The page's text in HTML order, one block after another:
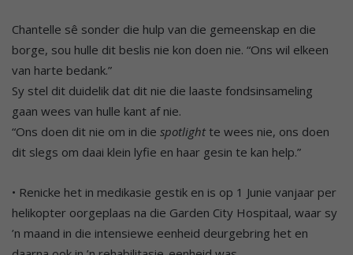
Chantelle sê sonder die hulp van die gemeenskap en die
borge, sou hulle dit beslis nie kon doen nie. “Ons wil elkeen
van harte bedank.”
Sy stel dit duidelik dat dit nie die laaste fondsinsameling
gaan wees van hulle kant af nie.
“Ons doen dit nie om in die spotlightte wees nie, ons doen
dit slegs om daai klein lyfie en haar gesin te kan help.”
• Renicke het in medikasie gestik en is op 1 Junie vanjaar per
helikopter oorgeplaas na die Garden City Hospitaal, waar sy
’n maand in die intensiewe eenheid deurgebring het en